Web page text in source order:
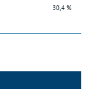
30,4 %